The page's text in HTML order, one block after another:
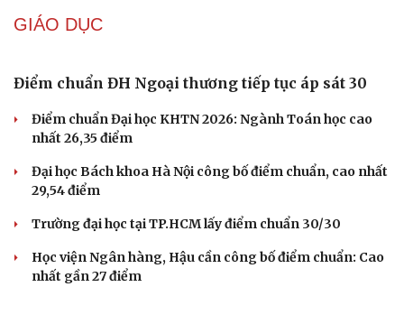
Thời tiết hôm nay 9/8: Bắc Bộ nắng nóng, chiều
tối có mưa dông
Áp thấp nhiệt đới suy yếu, Vịnh Bắc Bộ vẫn có gió mạnh
Diễn biến mới nhất về áp thấp nhiệt đới trên biển Đông